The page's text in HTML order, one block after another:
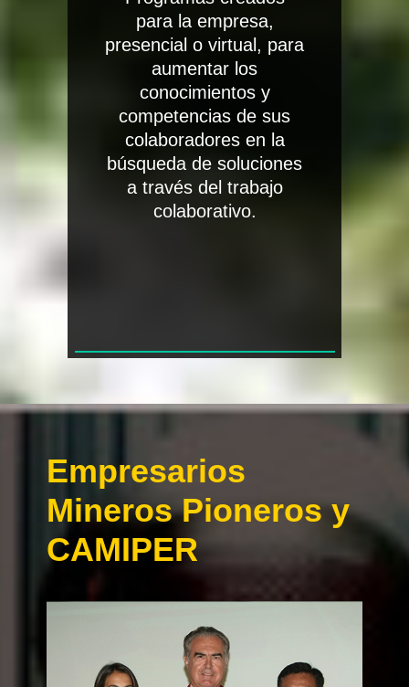
para la empresa,
presencial o virtual, para
aumentar los
conocimientos y
competencias de sus
colaboradores en la
búsqueda de soluciones
a través del trabajo
colaborativo.
Empresarios
Mineros Pioneros y
CAMIPER